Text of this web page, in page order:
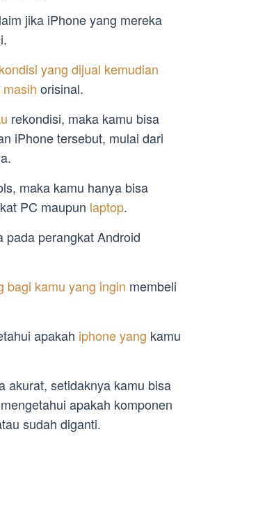
jika iPhone yang mereka
yang dijual kemudian
orisinal.
rekondisi, maka kamu bisa
iPhone tersebut, mulai dari
maka kamu hanya bisa
PC maupun laptop.
pada perangkat Android
bagi kamu yang ingin membeli
apakah iphone yang kamu
akurat, setidaknya kamu bisa
apakah komponen
sudah diganti.